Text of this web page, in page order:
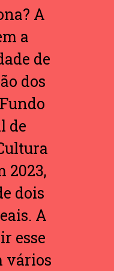
A
a
de
dos
de
2023,
dois
A
esse
vários